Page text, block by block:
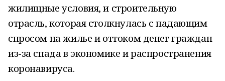
жилищные условия, и строительную
отрасль, которая столкнулась с падающим
спросом на жилье и оттоком денег граждан
из-за спада в экономике и распространения
коронавируса.